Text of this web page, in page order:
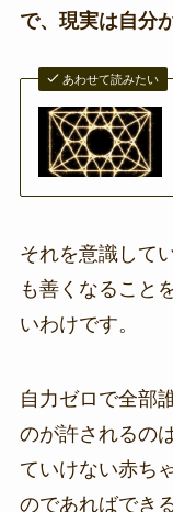
で、現実は自分
あわせて読みたい
それを意識して
も善くなること
いわけです。
自力ゼロで全部
のが許されるの
ていけない赤ち
のであればでき